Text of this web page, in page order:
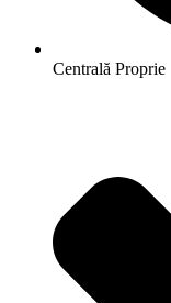
Centrală Proprie